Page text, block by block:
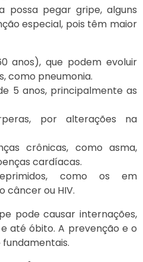
possa pegar gripe, alguns
especial, pois têm maior
anos), que podem evoluir
como pneumonia.
5 anos, principalmente as
por alterações na
crônicas, como asma,
cardíacas.
como os em
ou HIV.
pode causar internações,
até óbito. A prevenção e o